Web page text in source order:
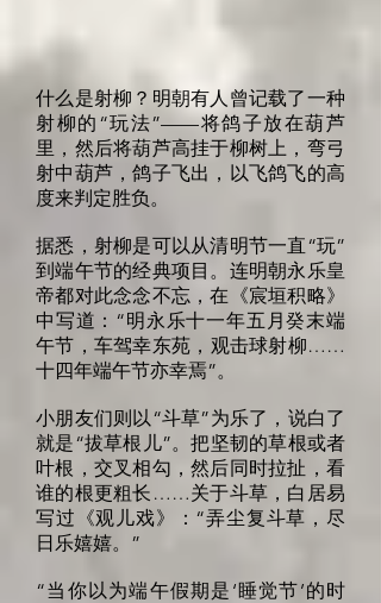
什么是射柳？明朝有人曾记载了一种
射柳的“玩法”——将鸽子放在葫芦
里，然后将葫芦高挂于柳树上，弯弓
射中葫芦，鸽子飞出，以飞鸽飞的高
度来判定胜负。
据悉，射柳是可以从清明节一直“玩”
到端午节的经典项目。连明朝永乐皇
帝都对此念念不忘，在《宸垣积略》
中写道：“明永乐十一年五月癸末端
午节，车驾幸东苑，观击球射柳……
十四年端午节亦幸焉”。
小朋友们则以“斗草”为乐了，说白了
就是“拔草根儿”。把坚韧的草根或者
叶根，交叉相勾，然后同时拉扯，看
谁的根更粗长……关于斗草，白居易
写过《观儿戏》：“弄尘复斗草，尽
日乐嬉嬉。”
“当你以为端午假期是‘睡觉节’的时